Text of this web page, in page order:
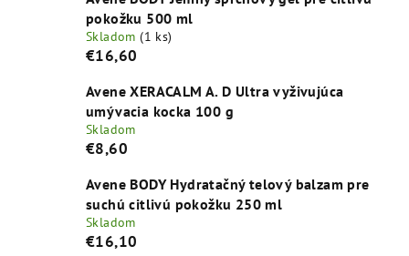
pokožku 500 ml
Skladom(1 ks)
€16,60
Avene XERACALM A. D Ultra vyživujúca
umývacia kocka 100 g
Skladom
€8,60
Avene BODY Hydratačný telový balzam pre
suchú citlivú pokožku 250 ml
Skladom
€16,10